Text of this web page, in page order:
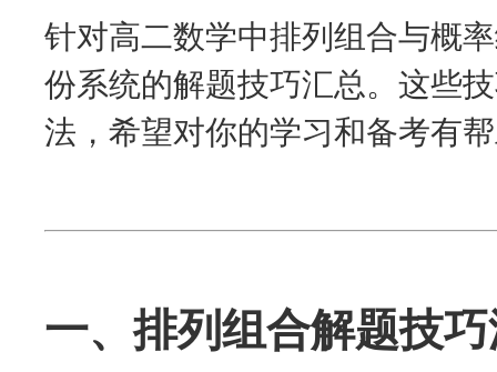
针对高二数学中排列组合与概
份系统的解题技巧汇总。这些
法，希望对你的学习和备考有
一、排列组合解题技